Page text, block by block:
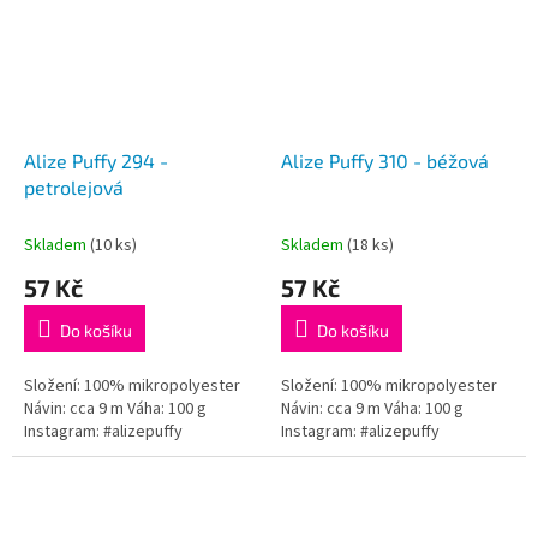
Alize Puffy 294 -
petrolejová
Skladem (10 ks)
57 Kč
Do košíku
Složení: 100% mikropolyester
Návin: cca 9 m Váha: 100 g
Instagram: #alizepuffy
Alize Puffy 310 - béžová
Skladem (18 ks)
57 Kč
Do košíku
Složení: 100% mikropolyester
Návin: cca 9 m Váha: 100 g
Instagram: #alizepuffy